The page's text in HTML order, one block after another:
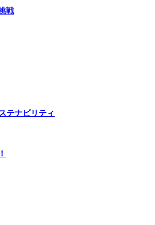
戦
テナビリティ